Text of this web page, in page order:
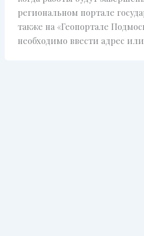
региональном портале
также на «Геопортале
необходимо ввести адрес